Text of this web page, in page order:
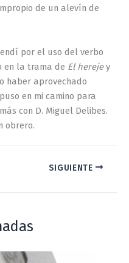
de un alevín de
por el uso del verbo
en la trama de El herejey
haber aprovechado
en mi camino para
con D. Miguel Delibes.
obrero.
SIGUIENTE